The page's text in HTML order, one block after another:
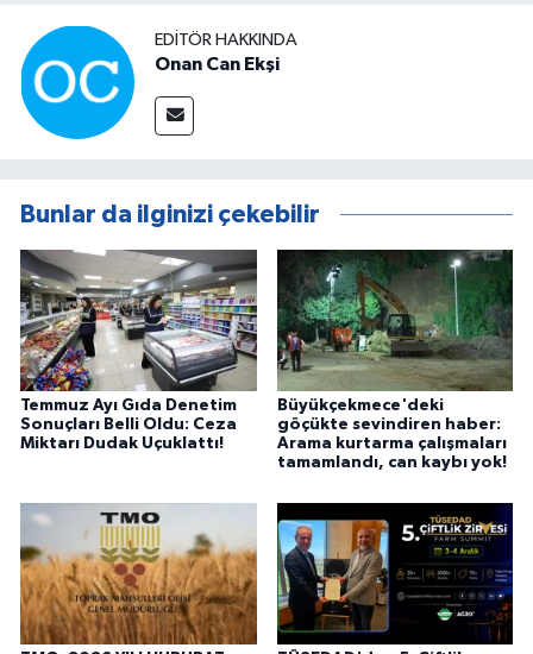
EDITÖR HAKKINDA
Onan Can Ekşi
Bunlar da ilginizi çekebilir
Temmuz Ayı Gıda Denetim
Sonuçları Belli Oldu: Ceza
Miktarı Dudak Uçuklattı!
Büyükçekmece'deki
göçükte sevindiren haber:
Arama kurtarma çalışmaları
tamamlandı, can kaybı yok!